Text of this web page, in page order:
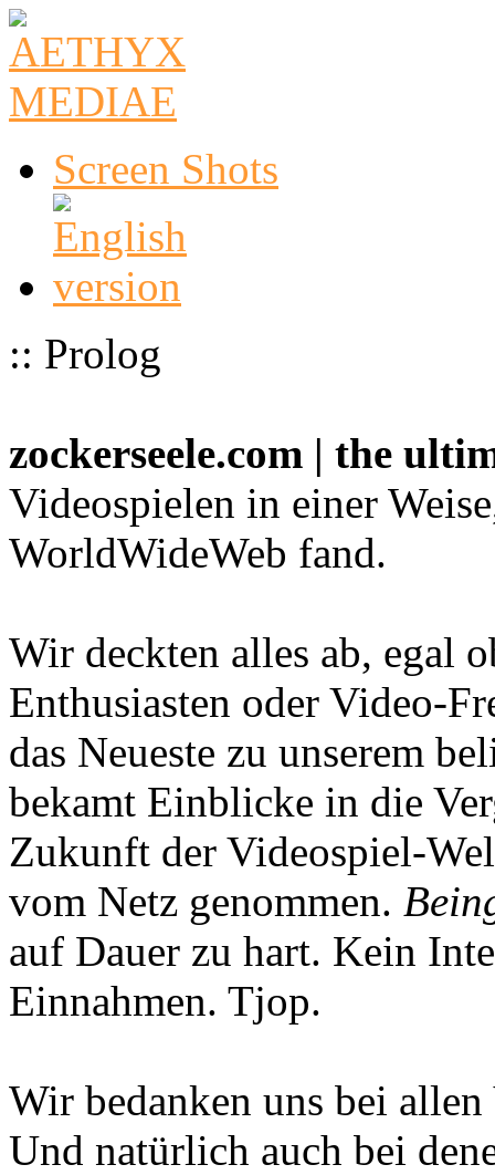
Screen Shots
:: Prolog
zockerseele.com | the
Videospielen in einer
WorldWideWeb fand.
Wir deckten alles ab, egal
Enthusiasten oder Video-
das Neueste zu unserem
bekamt Einblicke in die
Zukunft der Videospiel-
vom Netz genommen.
auf Dauer zu hart. Kein
Einnahmen. Tjop.
Wir bedanken uns bei
Und natürlich auch bei